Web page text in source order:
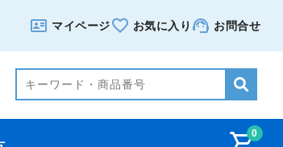
マイページ お気に入り お問合せ
0